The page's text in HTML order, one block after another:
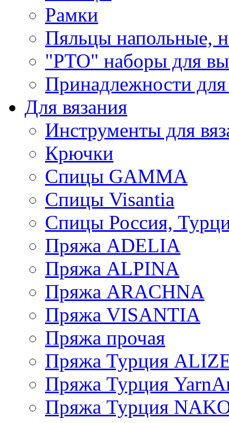
Рамки
Пяльцы напольные,
"РТО" наборы для
Принадлежности
Для вязания
Инструменты для
Крючки
Спицы GAMMA
Спицы Visantia
Спицы Россия,
Пряжа ADELIA
Пряжа ALPINA
Пряжа ARACHNA
Пряжа VISANTIA
Пряжа прочая
Пряжа Турция
Пряжа Турция
Пряжа Турция